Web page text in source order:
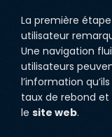
La première
utilisateur
Une navigation
utilisateurs
l’information
taux de rebond
le site web.